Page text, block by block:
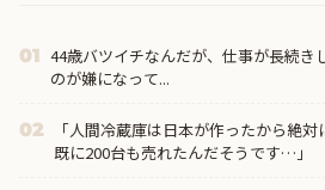
01 44歳バツイチなんだが、仕事が長続き
のが嫌になって...
02
「人間冷蔵庫は日本が作ったから絶対
既に200台も売れたんだそうです…」